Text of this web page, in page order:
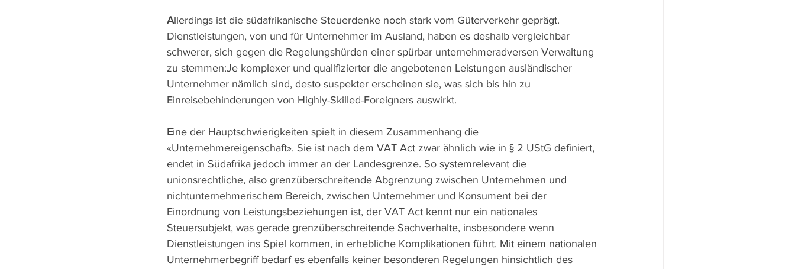
Allerdings ist die südafrikanische Steuerdenke noch stark vom Güterverkehr geprägt.
Dienstleistungen, von und für Unternehmer im Ausland, haben es deshalb vergleichbar
schwerer, sich gegen die Regelungshürden einer spürbar unternehmeradversen Verwaltung
zu stemmen:Je komplexer und qualifizierter die angebotenen Leistungen ausländischer
Unternehmer nämlich sind, desto suspekter erscheinen sie, was sich bis hin zu
Einreisebehinderungen von Highly-Skilled-Foreigners auswirkt.
Eine der Hauptschwierigkeiten spielt in diesem Zusammenhang die
«Unternehmereigenschaft». Sie ist nach dem VAT Act zwar ähnlich wie in § 2 UStG definiert,
endet in Südafrika jedoch immer an der Landesgrenze. So systemrelevant die
unionsrechtliche, also grenzüberschreitende Abgrenzung zwischen Unternehmen und
nichtunternehmerischem Bereich, zwischen Unternehmer und Konsument bei der
Einordnung von Leistungsbeziehungen ist, der VAT Act kennt nur ein nationales
Steuersubjekt, was gerade grenzüberschreitende Sachverhalte, insbesondere wenn
Dienstleistungen ins Spiel kommen, in erhebliche Komplikationen führt. Mit einem nationalen
Unternehmerbegriff bedarf es ebenfalls keiner besonderen Regelungen hinsichtlich des